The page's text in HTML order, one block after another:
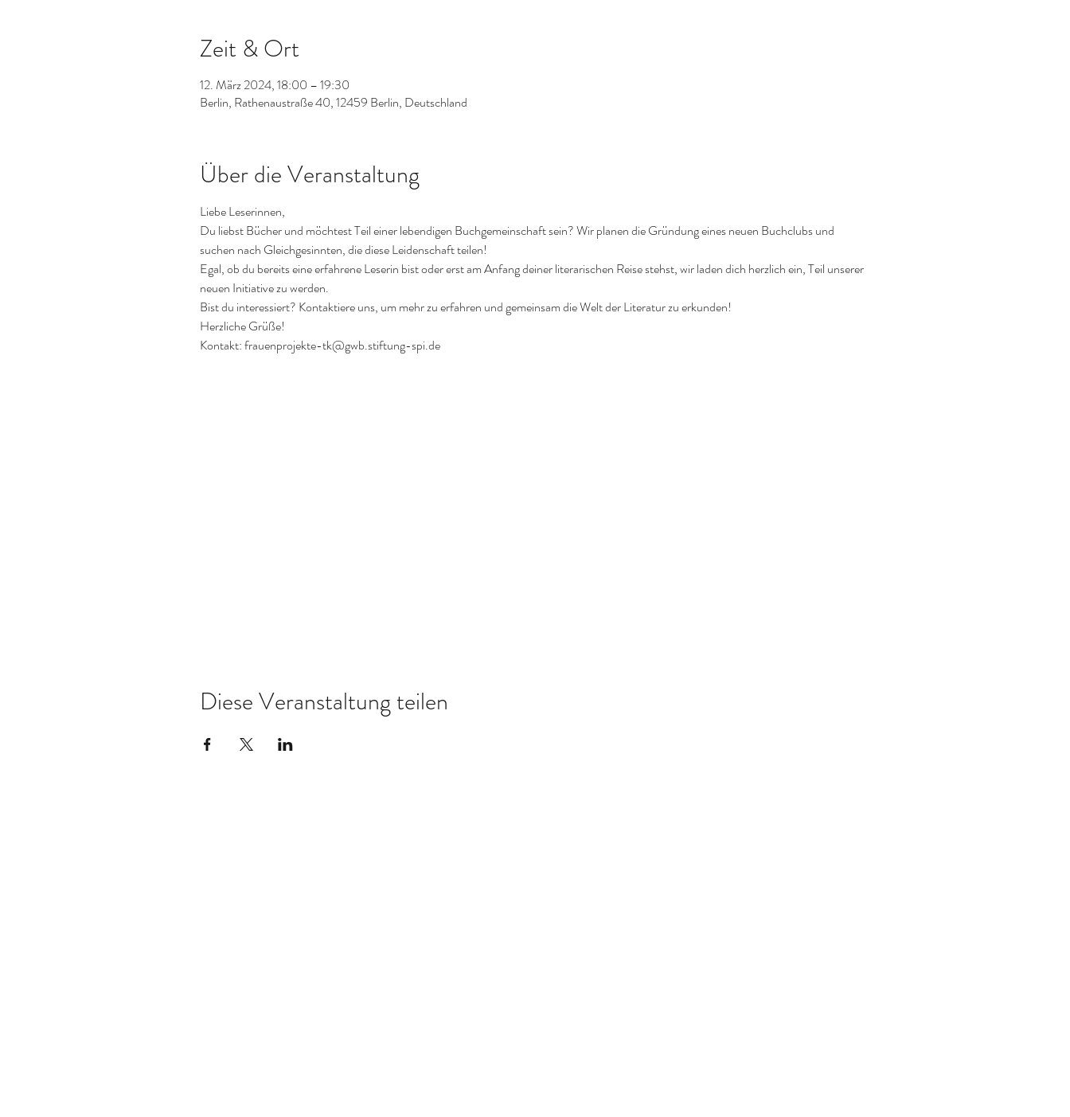
Zeit & Ort
12. März 2024, 18:00 – 19:30
Berlin, Rathenaustraße 40, 12459 Berlin, Deutschland
Über die Veranstaltung
Liebe Leserinnen,
Du liebst Bücher und möchtest Teil einer lebendigen Buchgemeinschaft sein? Wir planen die Gründung eines neuen Buchclubs und
suchen nach Gleichgesinnten, die diese Leidenschaft teilen!
Egal, ob du bereits eine erfahrene Leserin bist oder erst am Anfang deiner literarischen Reise stehst, wir laden dich herzlich ein, Teil unserer
neuen Initiative zu werden.
Bist du interessiert? Kontaktiere uns, um mehr zu erfahren und gemeinsam die Welt der Literatur zu erkunden!
Herzliche Grüße!
Kontakt: frauenprojekte-tk@gwb.stiftung-spi.de
Diese Veranstaltung teilen